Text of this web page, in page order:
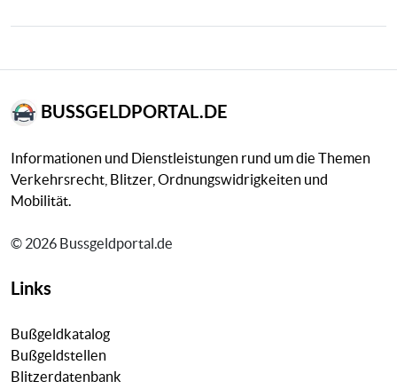
BUSSGELDPORTAL.DE
Informationen und Dienstleistungen rund um die Themen
Verkehrsrecht, Blitzer, Ordnungswidrigkeiten und
Mobilität.
© 2026 Bussgeldportal.de
Links
Bußgeldkatalog
Bußgeldstellen
Blitzerdatenbank